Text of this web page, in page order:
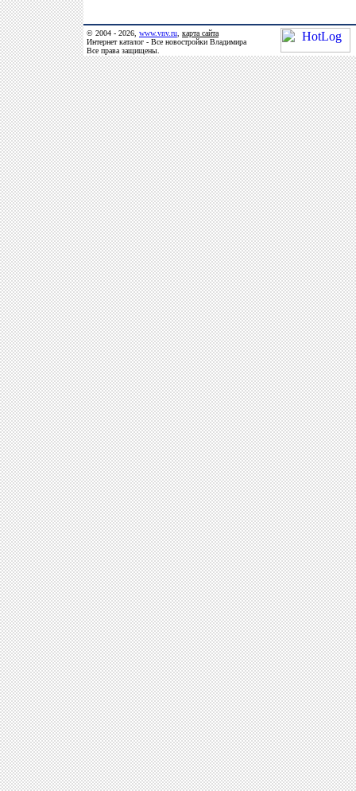
© 2004 - 2026, www.vnv.ru карта сайта
Интернет каталог - Все новостройки Владимира
Все права защищены.